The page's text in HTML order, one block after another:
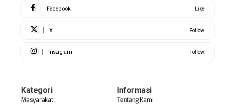
Facebook Like
X Follow
Instagram Follow
Kategori
Masyarakat
Informasi
Tentang Kami